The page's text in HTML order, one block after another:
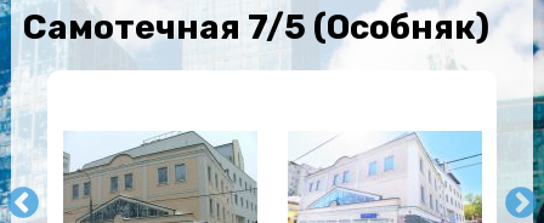
Самотечная 7/5 (Особняк)